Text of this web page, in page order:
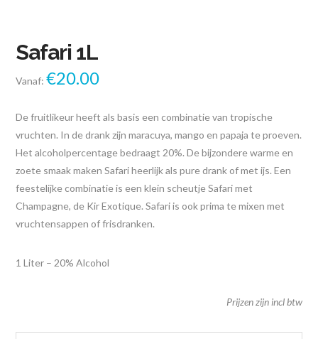
Safari 1L
Vanaf:€20.00
De fruitlikeur heeft als basis een combinatie van tropische
vruchten. In de drank zijn maracuya, mango en papaja te proeven.
Het alcoholpercentage bedraagt 20%. De bijzondere warme en
zoete smaak maken Safari heerlijk als pure drank of met ijs. Een
feestelijke combinatie is een klein scheutje Safari met
Champagne, de Kir Exotique. Safari is ook prima te mixen met
vruchtensappen of frisdranken.
1 Liter – 20% Alcohol
Prijzen zijn incl btw